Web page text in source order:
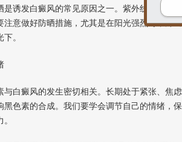
发白癜风的常见原因之一。紫外线会损伤皮
注意做好防晒措施，尤其是在阳光强烈时，外
。
癜风的发生密切相关。长期处于紧张、焦
黑色素的合成。我们要学会调节自己的情绪，